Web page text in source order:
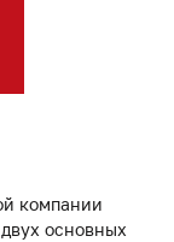
компании
основных